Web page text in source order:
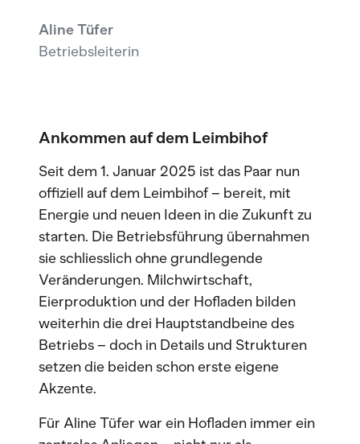
Aline Tüfer
Betriebsleiterin
Ankommen auf dem Leimbihof
Seit dem 1. Januar 2025 ist das Paar nun
offiziell auf dem Leimbihof – bereit, mit
Energie und neuen Ideen in die Zukunft zu
starten. Die Betriebsführung übernahmen
sie schliesslich ohne grundlegende
Veränderungen. Milchwirtschaft,
Eierproduktion und der Hofladen bilden
weiterhin die drei Hauptstandbeine des
Betriebs – doch in Details und Strukturen
setzen die beiden schon erste eigene
Akzente.
Für Aline Tüfer war ein Hofladen immer ein